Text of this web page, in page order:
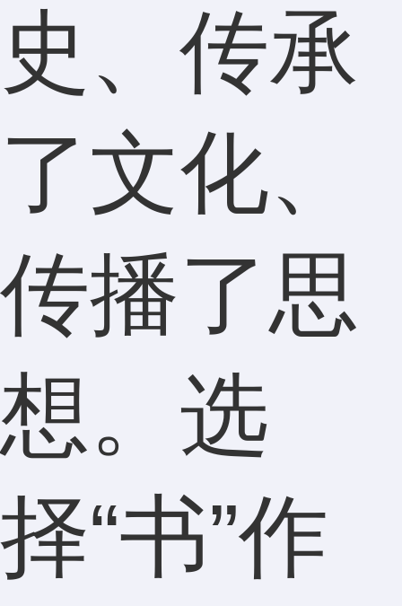
史、传承
了文化、
传播了思
想。选
择“书”作